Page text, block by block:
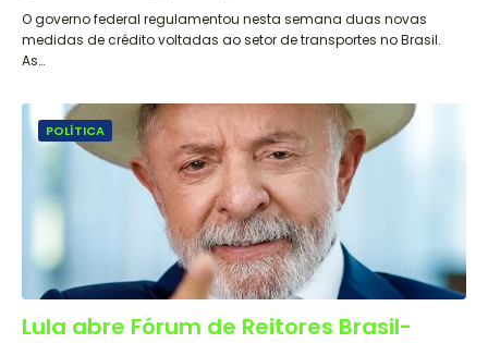
O governo federal regulamentou nesta semana duas novas
medidas de crédito voltadas ao setor de transportes no Brasil.
As…
POLÍTICA
Lula abre Fórum de Reitores Brasil-